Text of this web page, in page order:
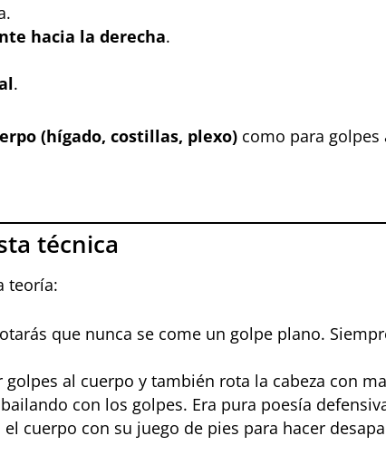
hacia la derecha.
.
(hígado, costillas, plexo) como para
técnica
teoría:
que nunca se come un golpe plano.
al cuerpo y también rota la cabeza con
con los golpes. Era pura poesía
cuerpo con su juego de pies para hacer